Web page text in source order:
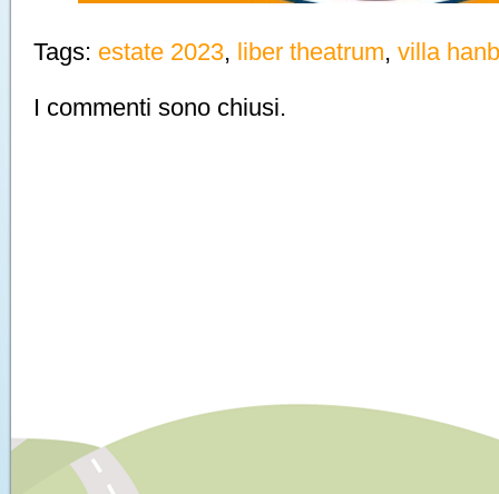
Tags: estate 2023, liber theatrum, villa
I commenti sono chiusi.